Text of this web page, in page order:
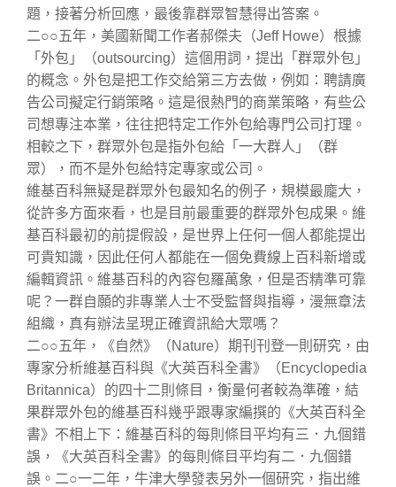
題，接著分析回應，最後靠群眾智慧得出答案。
二○○五年，美國新聞工作者郝傑夫（Jeff Howe）根據
「外包」（outsourcing）這個用詞，提出「群眾外包」
的概念。外包是把工作交給第三方去做，例如：聘請廣
告公司擬定行銷策略。這是很熱門的商業策略，有些公
司想專注本業，往往把特定工作外包給專門公司打理。
相較之下，群眾外包是指外包給「一大群人」（群
眾），而不是外包給特定專家或公司。
維基百科無疑是群眾外包最知名的例子，規模最龐大，
從許多方面來看，也是目前最重要的群眾外包成果。維
基百科最初的前提假設，是世界上任何一個人都能提出
可貴知識，因此任何人都能在一個免費線上百科新增或
編輯資訊。維基百科的內容包羅萬象，但是否精準可靠
呢？一群自願的非專業人士不受監督與指導，漫無章法
組織，真有辦法呈現正確資訊給大眾嗎？
二○○五年，《自然》（Nature）期刊刊登一則研究，由
專家分析維基百科與《大英百科全書》（Encyclopedia
Britannica）的四十二則條目，衡量何者較為準確，結
果群眾外包的維基百科幾乎跟專家編撰的《大英百科全
書》不相上下：維基百科的每則條目平均有三．九個錯
誤，《大英百科全書》的每則條目平均有二．九個錯
誤。二○一二年，牛津大學發表另外一個研究，指出維